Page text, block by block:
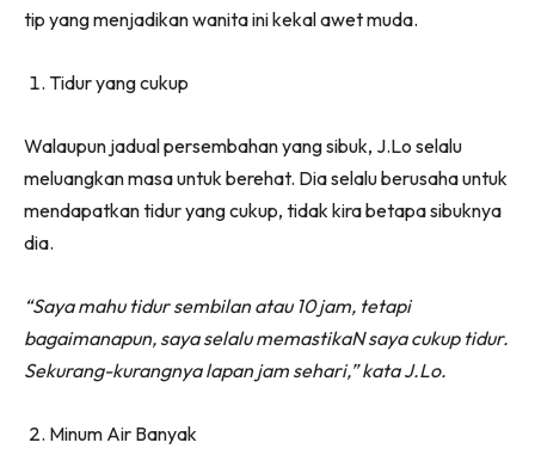
tip yang menjadikan wanita ini kekal awet muda.
Tidur yang cukup
Walaupun jadual persembahan yang sibuk, J.Lo selalu
meluangkan masa untuk berehat. Dia selalu berusaha untuk
mendapatkan tidur yang cukup, tidak kira betapa sibuknya
dia.
“Saya mahu tidur sembilan atau 10 jam, tetapi
bagaimanapun, saya selalu memastikaN saya cukup tidur.
Sekurang-kurangnya lapan jam sehari,” kata J.Lo.
Minum Air Banyak